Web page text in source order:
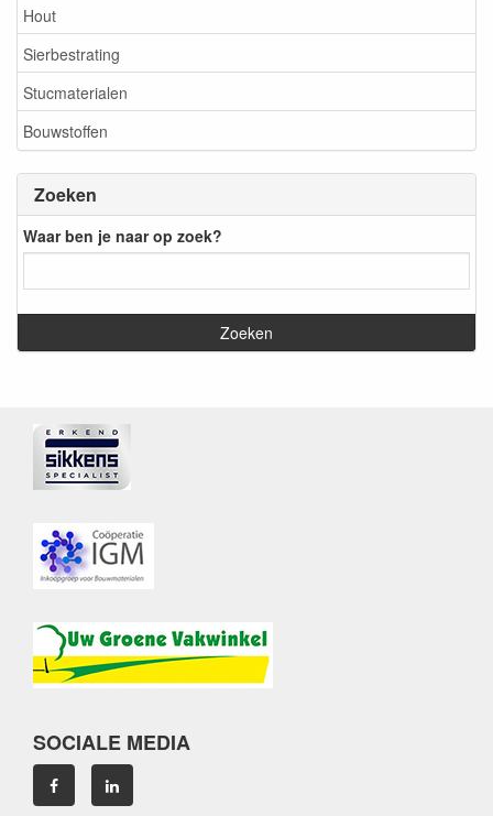
Hout
Sierbestrating
Stucmaterialen
Bouwstoffen
Zoeken
Waar ben je naar op zoek?
SOCIALE MEDIA